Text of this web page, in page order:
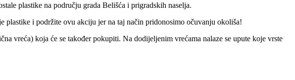
plastike na području grada Belišća i prigradskih naselja.
i podržite ovu akciju jer na taj način pridonosimo očuvanju okoliša!
vreća) koja će se također pokupiti. Na dodijeljenim vrećama nalaze se upute koje vrste